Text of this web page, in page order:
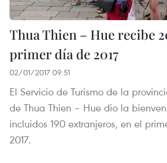
Thua Thien – Hue recibe
primer día de 2017
02/01/2017 09:51
El Servicio de Turismo de la
de Thua Thien – Hue dio la
incluidos 190 extranjeros, en el
2017.